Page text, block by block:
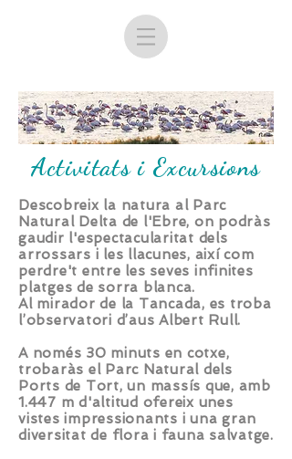
Activitats i Excursions
​Descobreix la natura al Parc
Natural Delta de l'Ebre, on podràs
gaudir l'espectacularitat dels
arrossars i les llacunes, així com
perdre't entre les seves infinites
platges de sorra blanca.
Al mirador de la Tancada, es troba
l’observatori d’aus Albert Rull.
A només 30 minuts en cotxe,
trobaràs el Parc Natural dels
Ports de Tort, un massís que, amb
1.447 m d'altitud ofereix unes
vistes impressionants i una gran
diversitat de flora i fauna salvatge.